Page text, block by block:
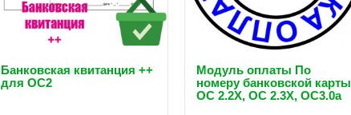
Банковская квитанция ++
для OC2
Модуль оплаты По
номеру банковской карты
OC 2.2X, OC 2.3X, OC3.0a